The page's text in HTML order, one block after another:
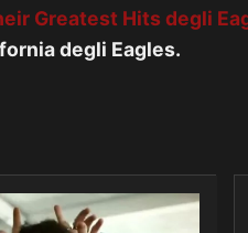
Greatest Hits degli
degli Eagles.